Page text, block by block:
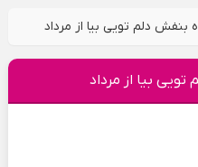
بنفش دلم تویى بیا از مرداد
بیا از مرداد